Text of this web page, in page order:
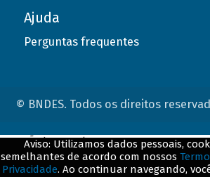
Ajuda
Perguntas frequentes
© BNDES. Todos os direitos
Aviso: Utilizamos dados pessoais,
semelhantes de acordo com nossos
Privacidade. Ao continuar navegando,
ConteÃºdo complementar
${title}${badge}